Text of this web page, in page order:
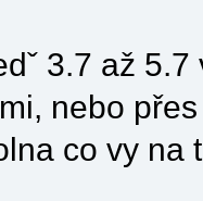
3.7 až
nebo
co vy na